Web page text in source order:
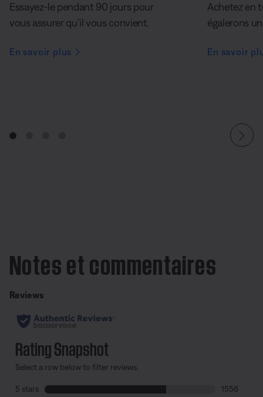
Essayez-le pendant 90 jours pour
vous assurer qu’il vous convient.
En savoir plus
Achetez en
égalerons
En savoir
Notes et commentaires